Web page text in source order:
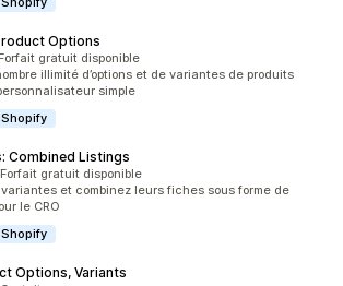
Options
5
Forfait gratuit disponible
illimité d’options et de variantes de produits
simple
Combined Listings
5
Forfait gratuit disponible
et combinez leurs fiches sous forme de
le CRO
Options, Variants